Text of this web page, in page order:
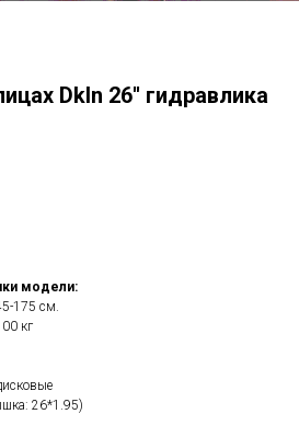
Dkln 26'' гидравлика
модели:
175 см.
кг
26*1.95)